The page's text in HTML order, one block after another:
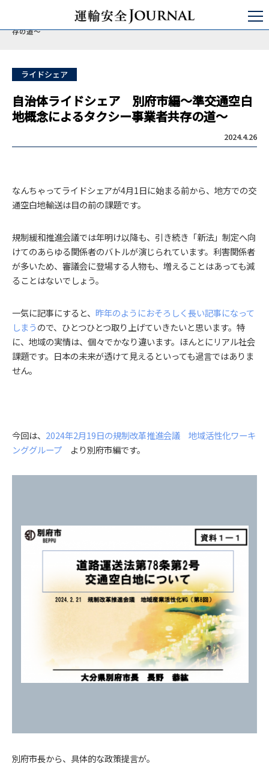
特集
ライドシェア・自家用有償運送事業
自治体ライドシェア 別府市編～準交通空白地概念によるタクシー事業者共
存の道～
ライドシェア
自治体ライドシェア 別府市編～準交通空白
地概念によるタクシー事業者共存の道～
2024.4.26
なんちゃってライドシェアが4月1日に始まる前から、地方での交
通空白地輸送は目の前の課題です。
規制緩和推進会議では年明け以降も、引き続き「新法」制定へ向
けてのあらゆる関係者のバトルが演じられています。利害関係者
が多いため、審議会に登場する人物も、増えることはあっても減
ることはないでしょう。
一気に記事にすると、 昨年のようにおそろしく長い記事になって
しまうので、ひとつひとつ取り上げていきたいと思います。特
に、地域の実情は、個々でかなり違います。ほんとにリアル社会
課題です。日本の未来が透けて見えるといっても過言ではありま
せん。
今回は、 2024年2月19日の規制改革推進会議 地域活性化ワーキ
ンググループ より別府市編です。
別府市長から、具体的な政策提言が。